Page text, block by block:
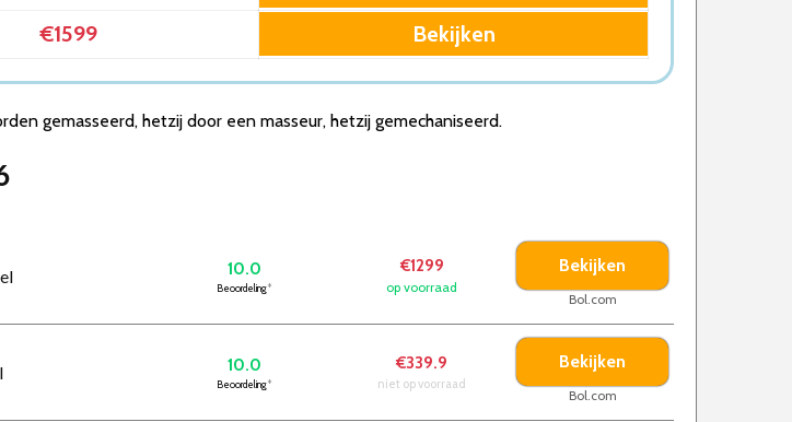
€1599 Bekijken
gemasseerd, hetzij door een masseur, hetzij gemechaniseerd.
10.0
Beoordeling*
€1299
op voorraad
Bekijken
Bol.com
10.0
Beoordeling*
€339.9
niet op voorraad
Bekijken
Bol.com